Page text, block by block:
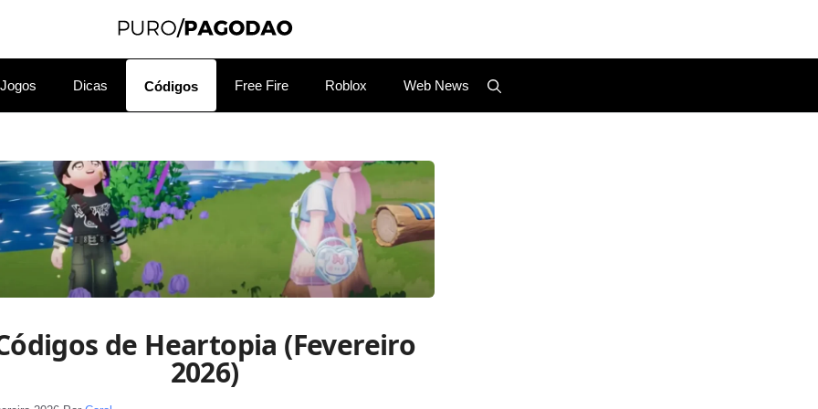
Jogos Dicas Códigos Free Fire Roblox Web News
de Heartopia (Fevereiro
2026)